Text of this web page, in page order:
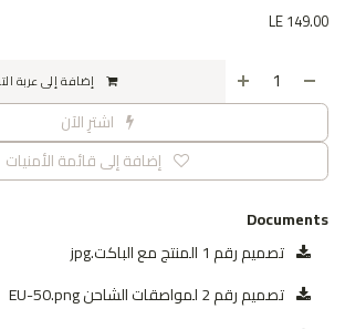
149.00
إضافة إلى قائمة الأمنيات
Documents
تصميم رقم 1 المنتج مع الباكت.jpg
تصميم رقم 2 لمواصقات الشاحن EU-50.png